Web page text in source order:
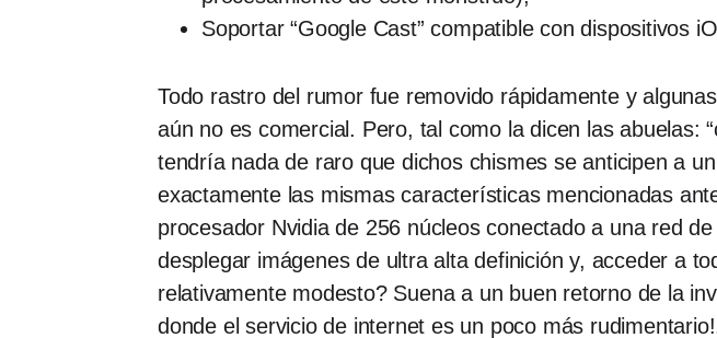
Soportar “Google Cast” compatible con dispositivos
Todo rastro del rumor fue removido rápidamente y
aún no es comercial. Pero, tal como la dicen las abuelas:
tendría nada de raro que dichos chismes se anticipen a
exactamente las mismas características mencionadas
procesador Nvidia de 256 núcleos conectado a una red
desplegar imágenes de ultra alta definición y, acceder a
relativamente modesto? Suena a un buen retorno de la
donde el servicio de internet es un poco más